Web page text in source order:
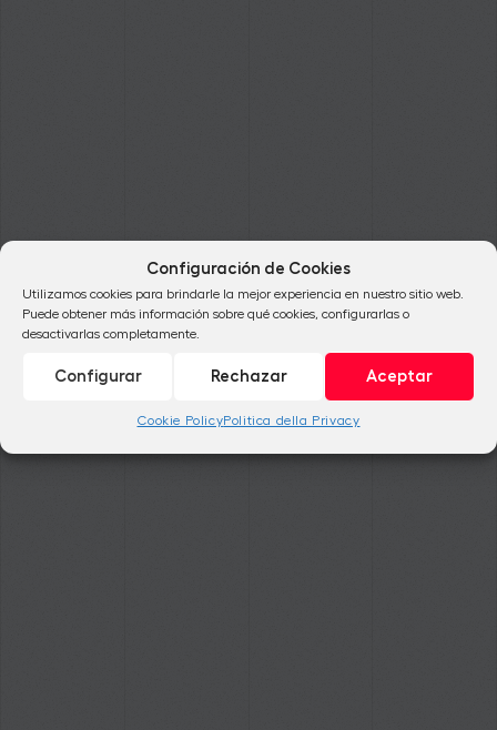
Configuración de Cookies
Utilizamos cookies para brindarle la mejor experiencia en nuestro sitio web.
Puede obtener más información sobre qué cookies, configurarlas o
desactivarlas completamente.
Aceptar
Rechazar
Configurar
Cookie PolicyPolitica della Privacy